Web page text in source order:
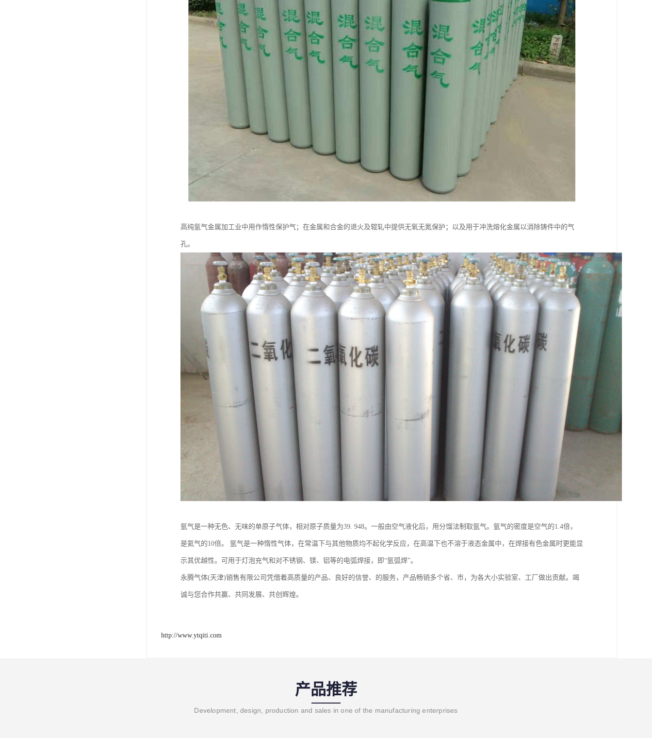
高纯氩气金属加工业中用作惰性保护气；在金属和合金的退火及辊轧中提供无氧无氮保护；以及用于冲洗熔化金属以消除铸件中的气
孔。
氩气是一种无色、无味的单原子气体，相对原子质量为39. 948。一般由空气液化后，用分馏法制取氩气。氩气的密度是空气的1.4倍，
是氦气的10倍。 氩气是一种惰性气体，在常温下与其他物质均不起化学反应，在高温下也不溶于液态金属中，在焊接有色金属时更能显
示其优越性。可用于灯泡充气和对不锈钢、镁、铝等的电弧焊接，即“氩弧焊”。
永腾气体(天津)销售有限公司凭借着高质量的产品、良好的信誉、的服务，产品畅销多个省、市，为各大小实验室、工厂做出贡献。竭
诚与您合作共赢、共同发展、共创辉煌。
http://www.ytqiti.com
产品推荐
Development, design, production and sales in one of the manufacturing enterprises